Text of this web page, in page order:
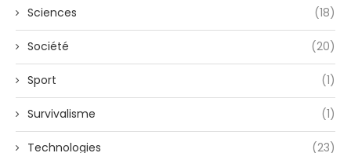
Sciences (18)
Société (20)
Sport (1)
Survivalisme (1)
Technologies (23)